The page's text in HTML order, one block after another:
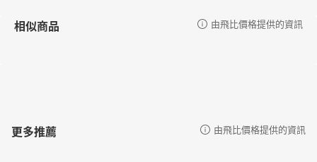
相似商品 由飛比價格提供的資訊
更多推薦 由飛比價格提供的資訊